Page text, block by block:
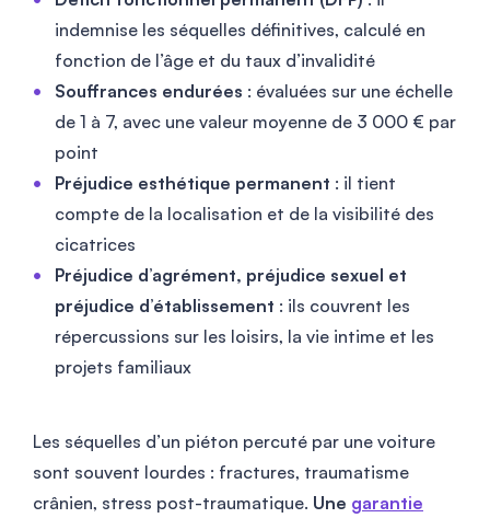
indemnise les séquelles définitives, calculé en
fonction de l’âge et du taux d’invalidité
Souffrances endurées : évaluées sur une échelle
de 1 à 7, avec une valeur moyenne de 3 000 € par
point
Préjudice esthétique permanent : il tient
compte de la localisation et de la visibilité des
cicatrices
Préjudice d’agrément, préjudice sexuel et
préjudice d’établissement : ils couvrent les
répercussions sur les loisirs, la vie intime et les
projets familiaux
Les séquelles d’un piéton percuté par une voiture
sont souvent lourdes : fractures, traumatisme
crânien, stress post-traumatique. Une garantie